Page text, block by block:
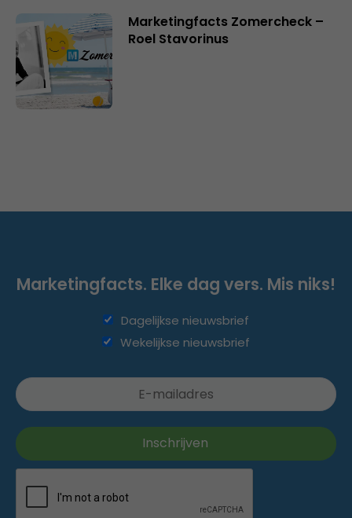
Marketingfacts Zomercheck –
Roel Stavorinus
Marketingfacts. Elke dag vers. Mis niks!
Dagelijkse nieuwsbrief
Wekelijkse nieuwsbrief